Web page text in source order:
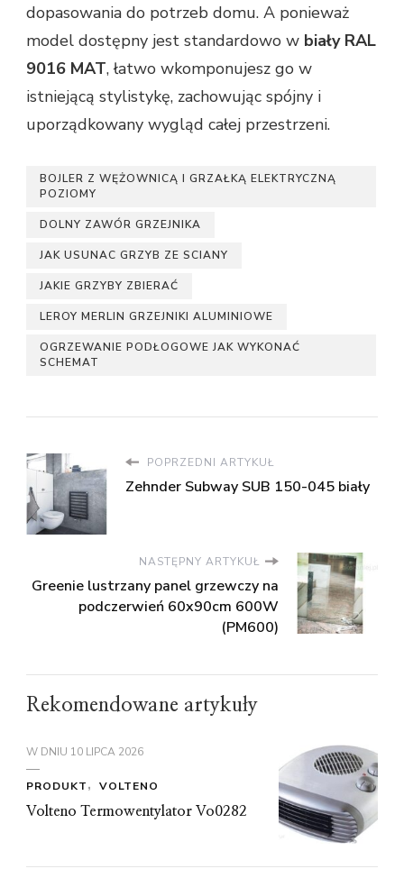
dopasowania do potrzeb domu. A ponieważ
model dostępny jest standardowo w biały RAL
9016 MAT, łatwo wkomponujesz go w
istniejącą stylistykę, zachowując spójny i
uporządkowany wygląd całej przestrzeni.
BOJLER Z WĘŻOWNICĄ I GRZAŁKĄ ELEKTRYCZNĄ
POZIOMY
DOLNY ZAWÓR GRZEJNIKA
JAK USUNAC GRZYB ZE SCIANY
JAKIE GRZYBY ZBIERAĆ
LEROY MERLIN GRZEJNIKI ALUMINIOWE
OGRZEWANIE PODŁOGOWE JAK WYKONAĆ
SCHEMAT
POPRZEDNI ARTYKUŁ
Zehnder Subway SUB 150-045 biały
NASTĘPNY ARTYKUŁ
Greenie lustrzany panel grzewczy na
podczerwień 60x90cm 600W
(PM600)
Rekomendowane artykuły
W DNIU 10 LIPCA 2026
PRODUKT
VOLTENO
Volteno Termowentylator Vo0282